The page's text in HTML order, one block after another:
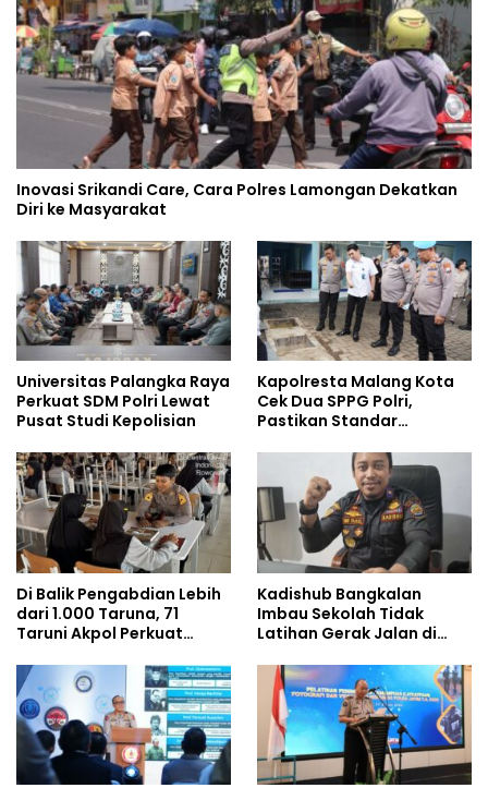
Inovasi Srikandi Care, Cara Polres Lamongan Dekatkan
Diri ke Masyarakat
Universitas Palangka Raya
Perkuat SDM Polri Lewat
Pusat Studi Kepolisian
Kapolresta Malang Kota
Cek Dua SPPG Polri,
Pastikan Standar
Pengelolaan Limbah
Berjalan Optimal
Di Balik Pengabdian Lebih
dari 1.000 Taruna, 71
Taruni Akpol Perkuat
Siswa Sekolah Rakyat
Kadishub Bangkalan
Imbau Sekolah Tidak
Latihan Gerak Jalan di